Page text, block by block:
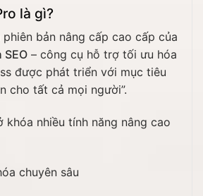
là gì?
phiên bản nâng cấp cao cấp của
SEO – công cụ hỗ trợ tối ưu hóa
được phát triển với mục tiêu
cho tất cả mọi người”.
khóa nhiều tính năng nâng cao
chuyên sâu